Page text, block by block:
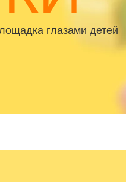
глазами детей